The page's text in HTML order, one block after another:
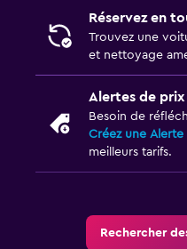
Réservez en
Trouvez une
et nettoyage
Alertes de prix
Besoin de
Créez une
meilleurs tarifs.
Rechercher